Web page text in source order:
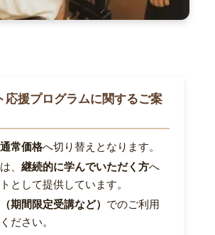
応援プログラムに関するご案
常価格へ切り替えとなります。
、継続的に学んでいただく方へ
として提供しています。
期間限定受講など） でのご利用
ださい。